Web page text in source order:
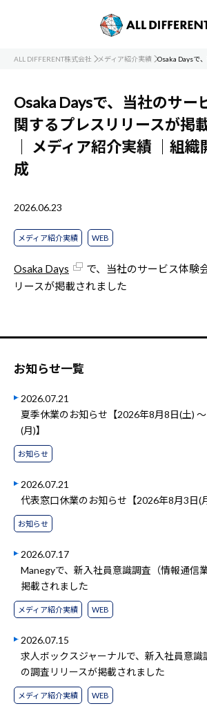
ALL DIFFERENT株式会社 メディア紹介実績 Osaka Daysで
Osaka Daysで、当社のサー
関するプレスリリースが掲
メディア紹介実績
｜組
成
2026.06.23
メディア紹介実績 WEB
Osaka Days
で、当社のサービス体験
リースが掲載されました
お知らせ一覧
2026.07.21
夏季休業のお知らせ【2026年8月8日(土)
(月)】
お知らせ
2026.07.21
代表窓口休業のお知らせ【2026年8月3日(
お知らせ
2026.07.17
Manegyで、新入社員意識調査（情報通信
掲載されました
メディア紹介実績 WEB
2026.07.15
求人ボックスジャーナルで、新入社員意識
の調査リリースが掲載されました
メディア紹介実績 WEB